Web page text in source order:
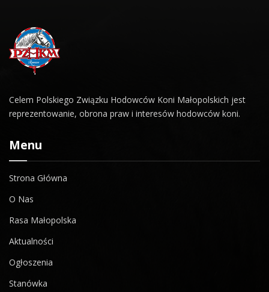
Celem Polskiego Związku Hodowców Koni Małopolskich jest
reprezentowanie, obrona praw i interesów hodowców koni.
Menu
Strona Główna
O Nas
Rasa Małopolska
Aktualności
Ogłoszenia
Stanówka